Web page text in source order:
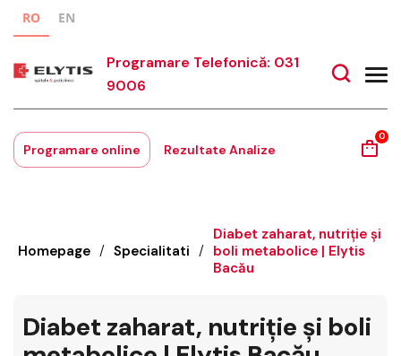
RO EN
Programare Telefonică: 031
9006
Programare online Rezultate Analize
0
Homepage / Specialitati /
Diabet zaharat, nutriție și
boli metabolice | Elytis
Bacău
Diabet zaharat, nutriție și boli